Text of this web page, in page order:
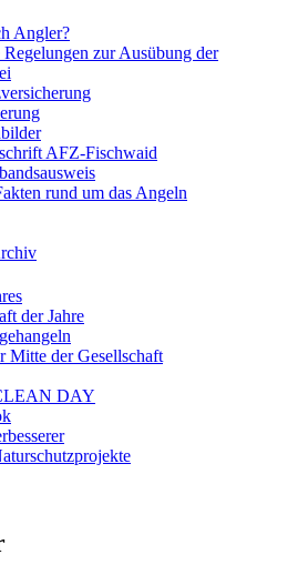
Angler?
zur Ausübung der
AFZ-Fischwaid
rund um das Angeln
der Jahre
Mitte der Gesellschaft
DAY